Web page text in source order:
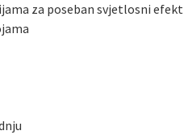
za poseban svjetlosni efekt